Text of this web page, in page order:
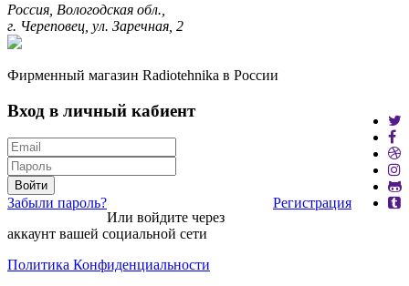
Россия, Вологодская обл.,
г. Череповец, ул. Заречная, 2
Фирменный магазин Radiotehnika в России
Вход в личный кабиент
Войти
Забыли пароль?
Регистрация
Или войдите через
аккаунт вашей социальной сети
Политика Конфиденциальности